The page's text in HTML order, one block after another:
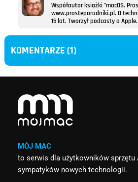
Współautor książki "macOS.
www.prosteporadniki.pl. O
15 lat. Tworzył podcasty o Apple.
KOMENTARZE (1)
MÓJ MAC
to serwis dla użytkowników sprzętu
sympatyków nowych technologii.